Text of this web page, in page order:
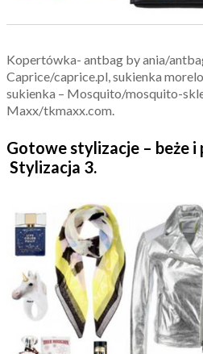
Kopertówka- antbag by ania/
Caprice/caprice.pl, sukienka
sukienka – Mosquito/mosquito-
Maxx/tkmaxx.com.
Gotowe stylizacje – beże i
Stylizacja 3.